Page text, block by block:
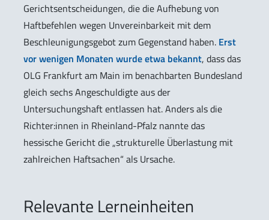
Gerichtsentscheidungen, die die Aufhebung von
Haftbefehlen wegen Unvereinbarkeit mit dem
Beschleunigungsgebot zum Gegenstand haben. Erst
vor wenigen Monaten wurde etwa bekannt, dass das
OLG Frankfurt am Main im benachbarten Bundesland
gleich sechs Angeschuldigte aus der
Untersuchungshaft entlassen hat. Anders als die
Richter:innen in Rheinland-Pfalz nannte das
hessische Gericht die „strukturelle Überlastung mit
zahlreichen Haftsachen“ als Ursache.
Relevante Lerneinheiten